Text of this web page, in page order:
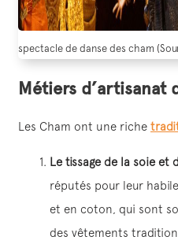
spectacle de danse des cham
Métiers d’artisanat
Les Cham ont une riche
Le tissage de la soie et
réputés pour leur
et en coton, qui sont
des vêtements